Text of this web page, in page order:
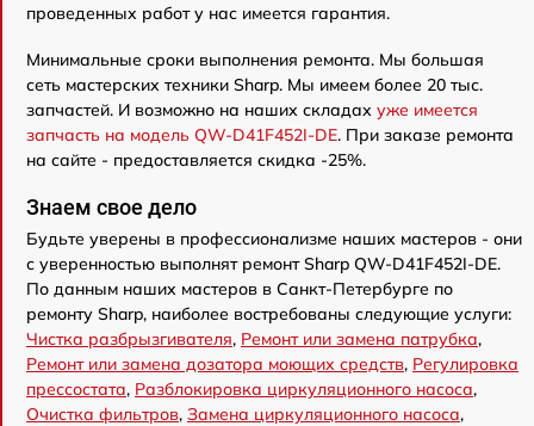
проведенных работ у нас имеется гарантия.
Минимальные сроки выполнения ремонта. Мы большая
сеть мастерских техники Sharp. Мы имеем более 20 тыс.
запчастей. И возможно на наших складах уже имеется
запчасть на модель QW-D41F452I-DE. При заказе ремонта
на сайте - предоставляется скидка -25%.
Знаем свое дело
Будьте уверены в профессионализме наших мастеров - они
с уверенностью выполнят ремонт Sharp QW-D41F452I-DE.
По данным наших мастеров в Санкт-Петербурге по
ремонту Sharp, наиболее востребованы следующие услуги:
Чистка разбрызгивателя, Ремонт или замена патрубка,
Ремонт или замена дозатора моющих средств, Регулировка
прессостата, Разблокировка циркуляционного насоса,
Очистка фильтров, Замена циркуляционного насоса,